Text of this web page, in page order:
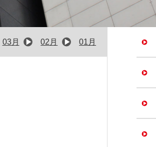
03月 02月 01月